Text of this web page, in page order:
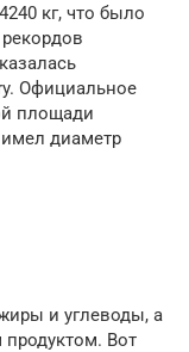
кг, что было
Официальное
площади
имел диаметр
и углеводы, а
Вот